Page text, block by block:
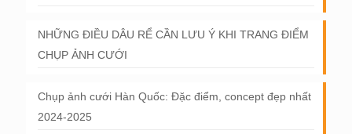
NHỮNG ĐIỀU DÂU RỂ CẦN LƯU Ý KHI TRANG ĐIỂM
CHỤP ẢNH CƯỚI
Chụp ảnh cưới Hàn Quốc: Đặc điểm, concept đẹp nhất
2024-2025